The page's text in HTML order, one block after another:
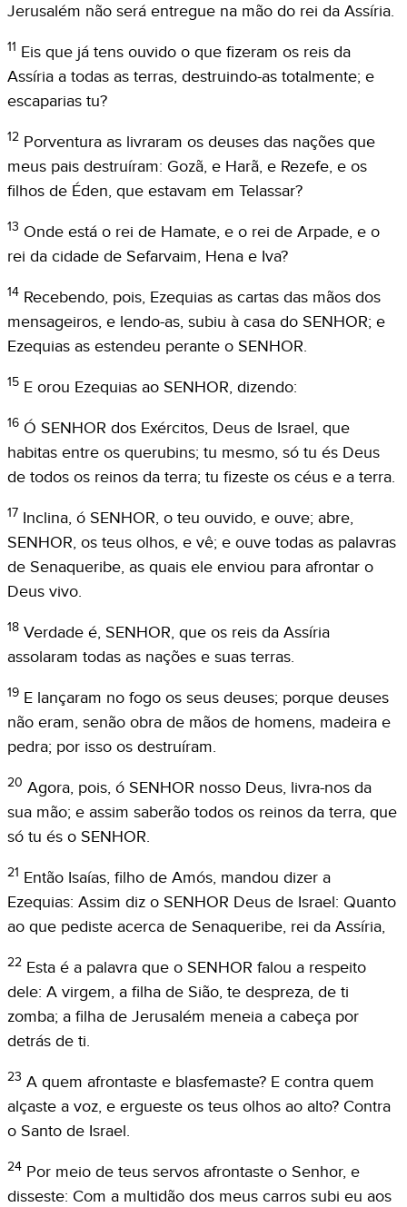
Jerusalém não será entregue na mão do rei da Assíria.
11 Eis que já tens ouvido o que fizeram os reis da
Assíria a todas as terras, destruindo-as totalmente; e
escaparias tu?
12 Porventura as livraram os deuses das nações que
meus pais destruíram: Gozã, e Harã, e Rezefe, e os
filhos de Éden, que estavam em Telassar?
13 Onde está o rei de Hamate, e o rei de Arpade, e o
rei da cidade de Sefarvaim, Hena e Iva?
14 Recebendo, pois, Ezequias as cartas das mãos dos
mensageiros, e lendo-as, subiu à casa do SENHOR; e
Ezequias as estendeu perante o SENHOR.
15 E orou Ezequias ao SENHOR, dizendo:
16 Ó SENHOR dos Exércitos, Deus de Israel, que
habitas entre os querubins; tu mesmo, só tu és Deus
de todos os reinos da terra; tu fizeste os céus e a terra.
17 Inclina, ó SENHOR, o teu ouvido, e ouve; abre,
SENHOR, os teus olhos, e vê; e ouve todas as palavras
de Senaqueribe, as quais ele enviou para afrontar o
Deus vivo.
18 Verdade é, SENHOR, que os reis da Assíria
assolaram todas as nações e suas terras.
19 E lançaram no fogo os seus deuses; porque deuses
não eram, senão obra de mãos de homens, madeira e
pedra; por isso os destruíram.
20 Agora, pois, ó SENHOR nosso Deus, livra-nos da
sua mão; e assim saberão todos os reinos da terra, que
só tu és o SENHOR.
21 Então Isaías, filho de Amós, mandou dizer a
Ezequias: Assim diz o SENHOR Deus de Israel: Quanto
ao que pediste acerca de Senaqueribe, rei da Assíria,
22 Esta é a palavra que o SENHOR falou a respeito
dele: A virgem, a filha de Sião, te despreza, de ti
zomba; a filha de Jerusalém meneia a cabeça por
detrás de ti.
23 A quem afrontaste e blasfemaste? E contra quem
alçaste a voz, e ergueste os teus olhos ao alto? Contra
o Santo de Israel.
24 Por meio de teus servos afrontaste o Senhor, e
disseste: Com a multidão dos meus carros subi eu aos